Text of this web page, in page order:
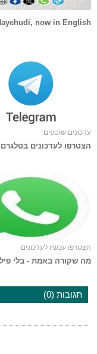
now in English
עדכונים שוטפים
הצטרפו לעדכונים בטלגרם
הצטרפו עכשיו לעדכונים
מה שקורה באמת - בלי
תגובות (0)